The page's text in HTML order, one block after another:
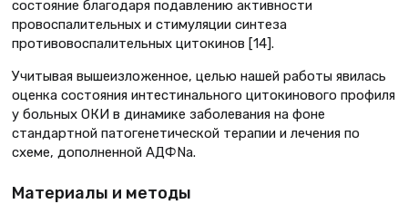
состояние благодаря подавлению активности
провоспалительных и стимуляции синтеза
противовоспалительных цитокинов [14].
Учитывая вышеизложенное, целью нашей работы явилась
оценка состояния интестинального цитокинового профиля
у больных ОКИ в динамике заболевания на фоне
стандартной патогенетической терапии и лечения по
схеме, дополненной АДФNа.
Материалы и методы